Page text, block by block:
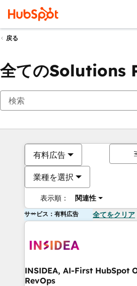
戻る
全てのSolutions
有料広告
業種を選択
表示順： 関連性
サービス：有料広告 全てをクリア
INSIDEA, AI-First HubSpot
RevOps